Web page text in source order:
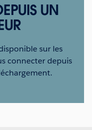
UN
sur les
connecter depuis